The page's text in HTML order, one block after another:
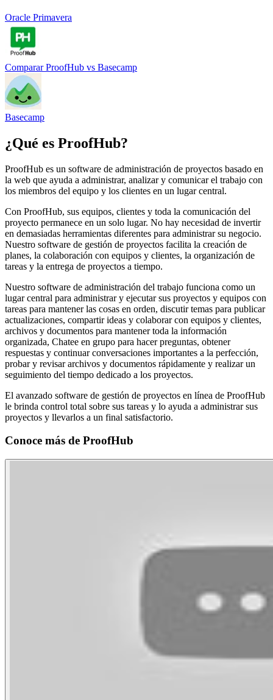
Oracle Primavera
Comparar ProofHub vs Basecamp
Basecamp
¿Qué es ProofHub?
ProofHub es un software de administración de proyectos basado en
la web que ayuda a administrar, analizar y comunicar el trabajo con
los miembros del equipo y los clientes en un lugar central.
Con ProofHub, sus equipos, clientes y toda la comunicación del
proyecto permanece en un solo lugar. No hay necesidad de invertir
en demasiadas herramientas diferentes para administrar su negocio.
Nuestro software de gestión de proyectos facilita la creación de
planes, la colaboración con equipos y clientes, la organización de
tareas y la entrega de proyectos a tiempo.
Nuestro software de administración del trabajo funciona como un
lugar central para administrar y ejecutar sus proyectos y equipos con
tareas para mantener las cosas en orden, discutir temas para publicar
actualizaciones, compartir ideas y colaborar con equipos y clientes,
archivos y documentos para mantener toda la información
organizada, Chatee en grupo para hacer preguntas, obtener
respuestas y continuar conversaciones importantes a la perfección,
probar y revisar archivos y documentos rápidamente y realizar un
seguimiento del tiempo dedicado a los proyectos.
El avanzado software de gestión de proyectos en línea de ProofHub
le brinda control total sobre sus tareas y lo ayuda a administrar sus
proyectos y llevarlos a un final satisfactorio.
Conoce más de ProofHub